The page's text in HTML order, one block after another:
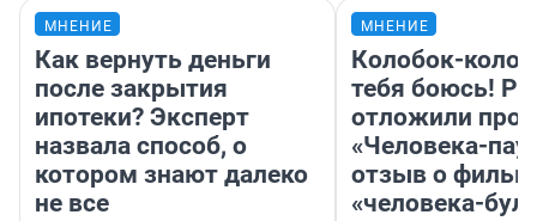
МНЕНИЕ
Как вернуть деньги
после закрытия
ипотеки? Эксперт
назвала способ, о
котором знают далеко
не все
МНЕНИЕ
Колобок-
тебя боюсь!
отложили
«Человека-
отзыв о
«человека-